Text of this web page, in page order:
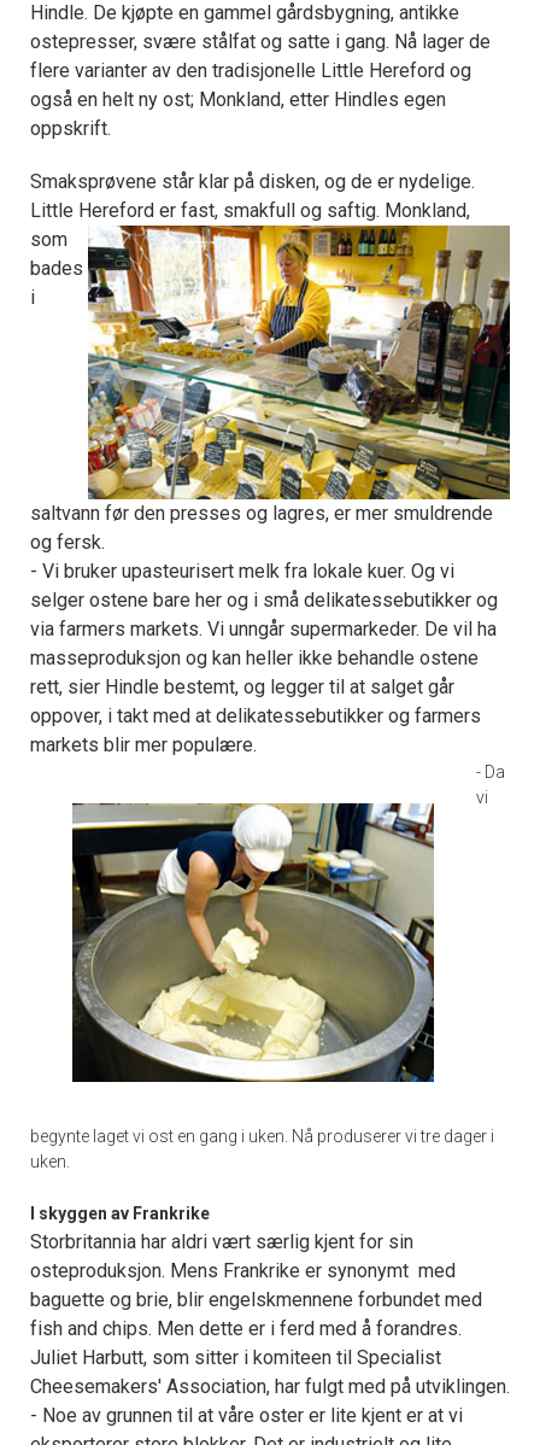
Hindle. De kjøpte en gammel gårdsbygning, antikke
ostepresser, svære stålfat og satte i gang. Nå lager de
flere varianter av den tradisjonelle Little Hereford og
også en helt ny ost; Monkland, etter Hindles egen
oppskrift.
Smaksprøvene står klar på disken, og de er nydelige.
Little Hereford er fast, smakfull og saftig. Monkland,
som
bades
i
saltvann før den presses og lagres, er mer smuldrende
og fersk.
- Vi bruker upasteurisert melk fra lokale kuer. Og vi
selger ostene bare her og i små delikatessebutikker og
via farmers markets. Vi unngår supermarkeder. De vil ha
masseproduksjon og kan heller ikke behandle ostene
rett, sier Hindle bestemt, og legger til at salget går
oppover, i takt med at delikatessebutikker og farmers
markets blir mer populære.
- Da
vi
begynte laget vi ost en gang i uken. Nå produserer vi tre dager i
uken.
I skyggen av Frankrike
Storbritannia har aldri vært særlig kjent for sin
osteproduksjon. Mens Frankrike er synonymt med
baguette og brie, blir engelskmennene forbundet med
fish and chips. Men dette er i ferd med å forandres.
Juliet Harbutt, som sitter i komiteen til Specialist
Cheesemakers' Association, har fulgt med på utviklingen.
- Noe av grunnen til at våre oster er lite kjent er at vi